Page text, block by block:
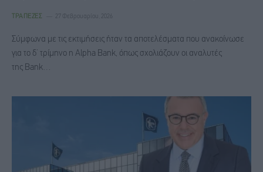
ΤΡΆΠΕΖΕΣ 27 Φεβρουαρίου, 2026
Σύμφωνα με τις εκτιμήσεις ήταν τα αποτελέσματα που ανακοίνωσε
για το δ’ τρίμηνο η Alpha Bank, όπως σχολιάζουν οι αναλυτές
της Bank…